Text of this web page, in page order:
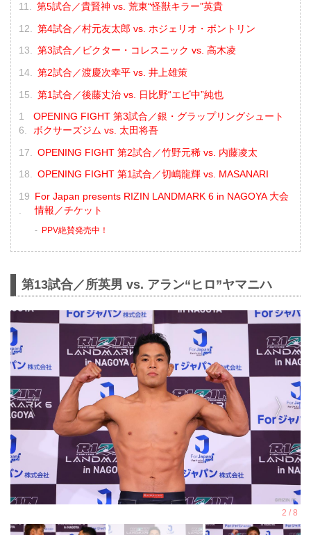
第5試合／貴賢神 vs. 荒東“怪獣キラー”英貴
第4試合／村元友太郎 vs. ホジェリオ・ボントリン
第3試合／ビクター・コレスニック vs. 高木凌
第2試合／渡慶次幸平 vs. 井上雄策
第1試合／後藤丈治 vs. 日比野“エビ中”純也
OPENING FIGHT 第3試合／銀・グラップリングシュート
ボクサーズジム vs. 太田将吾
OPENING FIGHT 第2試合／竹野元稀 vs. 内藤凌太
OPENING FIGHT 第1試合／切嶋龍輝 vs. MASANARI
For Japan presents RIZIN LANDMARK 6 in NAGOYA 大会
情報／チケット
PPV絶賛発売中！
第13試合／所英男 vs. アラン“ヒロ”ヤマニハ